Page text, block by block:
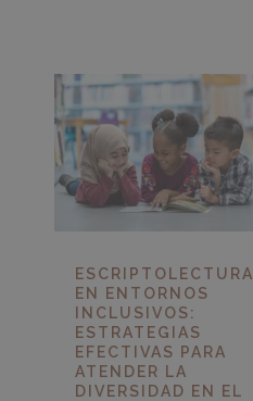
ESCRIPTOLECTURA
EN ENTORNOS
INCLUSIVOS:
ESTRATEGIAS
EFECTIVAS PARA
ATENDER LA
DIVERSIDAD EN EL